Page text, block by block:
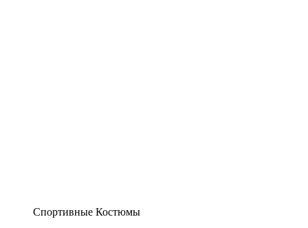
Спортивные Костюмы